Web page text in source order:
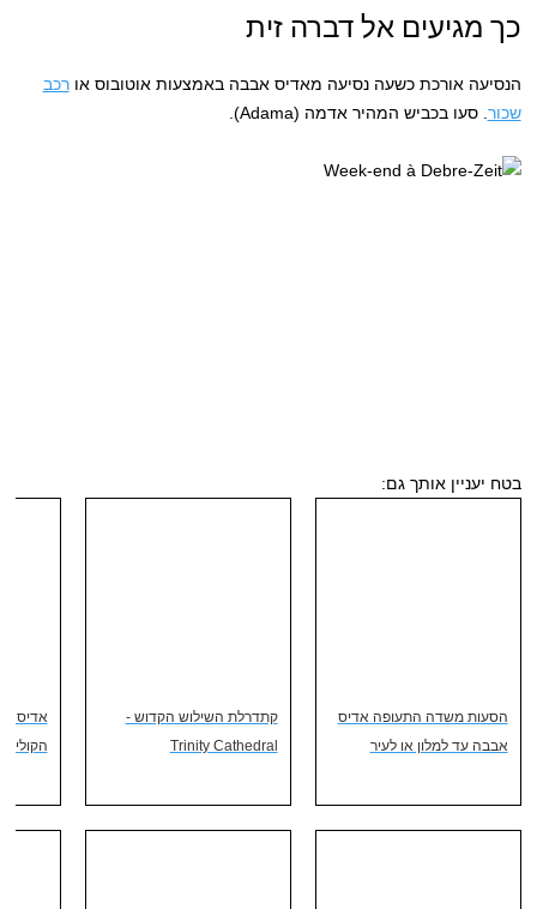
כך מגיעים אל דברה זית
הנסיעה אורכת כשעה נסיעה מאדיס אבבה באמצעות אוטובוס אורכב
שכור. סעו בכביש המהיר אדמה (Adama).
בטח יעניין אותך גם:
הסעות משדה התעופה אדיס
אבבה עד למלון או לעיר
קתדרלת השילוש הקדוש -
Trinity Cathedral
אדיס